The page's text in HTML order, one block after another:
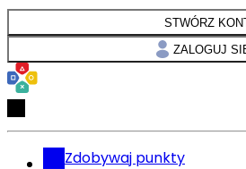
STWÓRZ
ZALOGUJ
Zdobywaj punkty